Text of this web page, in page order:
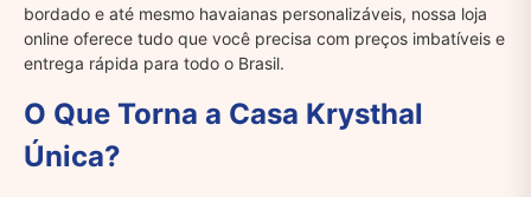
bordado e até mesmo havaianas personalizáveis, nossa loja
online oferece tudo que você precisa com preços imbatíveis e
entrega rápida para todo o Brasil.
O Que Torna a Casa Krysthal
Única?